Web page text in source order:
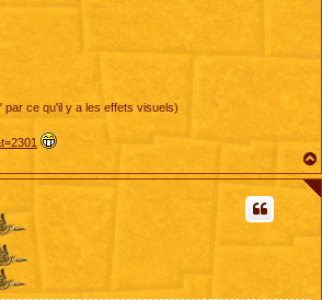
par ce qu'il y a les effets visuels)